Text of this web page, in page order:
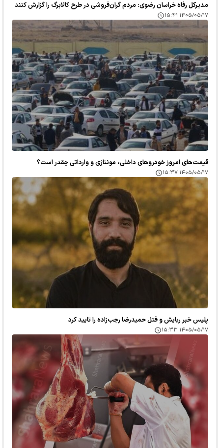
مدیرکل رفاه خراسان رضوی: مردم گران‌فروشی در طرح کالابرگ را گزارش کنند
۱۴۰۵/۰۵/۱۷ ۱۵:۴۱
قیمت‌های امروز خودرو‌های داخلی، مونتاژی و وارداتی چقدر است؟
۱۴۰۵/۰۵/۱۷ ۱۵:۳۷
پلیس خبر ربایش و قتل حمیدرضا رجب‌زاده را تایید کرد
۱۴۰۵/۰۵/۱۷ ۱۵:۳۳